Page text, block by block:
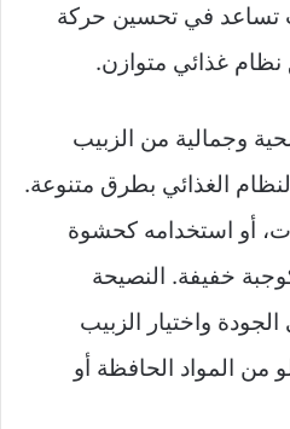
تساعد في تحسين حركة
نظام غذائي متوازن.
وجمالية من الزبيب
الغذائي بطرق متنوعة.
أو استخدامه كحشوة
خفيفة. النصيحة
واختيار الزبيب
من المواد الحافظة أو